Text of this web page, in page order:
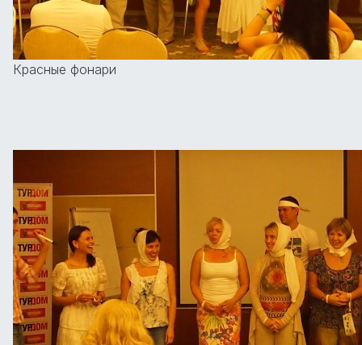
Красные фонари